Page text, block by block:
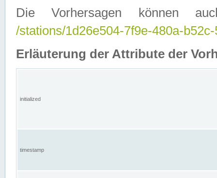
Die Vorhersagen können
/stations/1d26e504-7f9e-480a-
Erläuterung der Attribute der
initialized
timestamp